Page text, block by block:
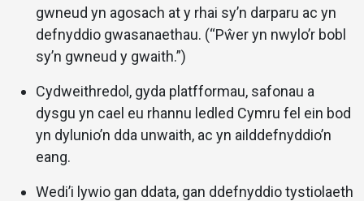
gwneud yn agosach at y rhai sy’n darparu ac yn
defnyddio gwasanaethau. (“Pŵer yn nwylo’r bobl
sy’n gwneud y gwaith.”)
Cydweithredol, gyda platfformau, safonau a
dysgu yn cael eu rhannu ledled Cymru fel ein bod
yn dylunio’n dda unwaith, ac yn ailddefnyddio’n
eang.
Wedi’i lywio gan ddata, gan ddefnyddio tystiolaeth